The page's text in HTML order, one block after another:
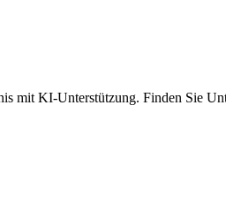
mit KI-Unterstützung. Finden Sie